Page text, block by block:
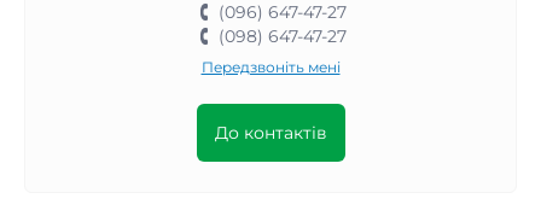
(096) 647-47-27
(098) 647-47-27
Передзвоніть мені
До контактів